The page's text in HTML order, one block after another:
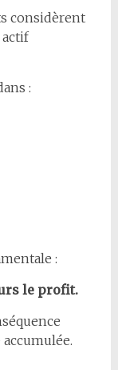
considèrent
:
:
le profit.